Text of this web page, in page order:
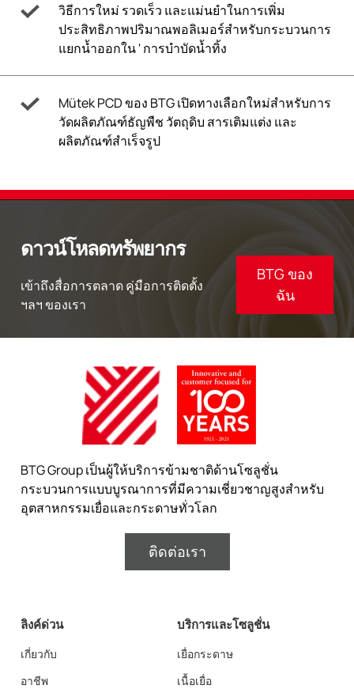
วิธีการใหม่ รวดเร็ว และแม่นยำในการเพิ่ม
ประสิทธิภาพปริมาณพอลิเมอร์สำหรับกระบวนการ
แยกน้ำออกใน ' การบำบัดน้ำทิ้ง
Mütek PCD ของ BTG เปิดทางเลือกใหม่สำหรับการ
วัดผลิตภัณฑ์ธัญพืช วัตถุดิบ สารเติมแต่ง และ
ผลิตภัณฑ์สำเร็จรูป
ดาวน์โหลดทรัพยากร
เข้าถึงสื่อการตลาด คู่มือการติดตั้ง
ฯลฯ ของเรา
BTG ของ
ฉัน
BTG Group เป็นผู้ให้บริการข้ามชาติด้านโซลูชั่น
กระบวนการแบบบูรณาการที่มีความเชี่ยวชาญสูงสำหรับ
อุตสาหกรรมเยื่อและกระดาษทั่วโลก
ติดต่อเรา
ลิงค์ด่วน
เกี่ยวกับ
อาชีพ
บริการและโซลูชั่น
เยื่อกระดาษ
เนื้อเยื่อ